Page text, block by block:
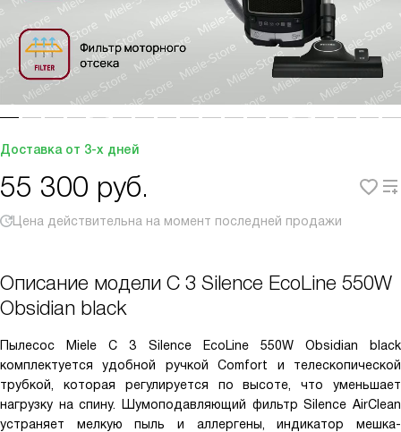
Доставка от 3-х дней
55 300 руб.
Цена действительна на момент последней продажи
Описание модели C 3 Silence EcoLine 550W
Obsidian black
Пылесос Miele C 3 Silence EcoLine 550W Obsidian black
комплектуется удобной ручкой Comfort и телескопической
трубкой, которая регулируется по высоте, что уменьшает
нагрузку на спину. Шумоподавляющий фильтр Silence AirClean
устраняет мелкую пыль и аллергены, индикатор мешка-